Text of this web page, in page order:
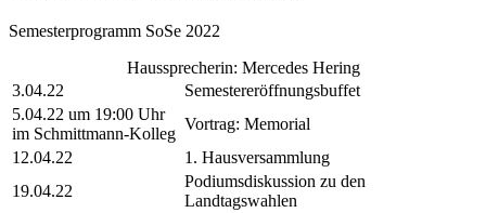
Semesterprogramm SoSe 2022
Haussprecherin: Mercedes Hering
3.04.22
Semestereröffnungsbuffet
5.04.22 um 19:00 Uhr
im Schmittmann-Kolleg
Vortrag: Memorial
12.04.22
1. Hausversammlung
19.04.22
Podiumsdiskussion zu den
Landtagswahlen